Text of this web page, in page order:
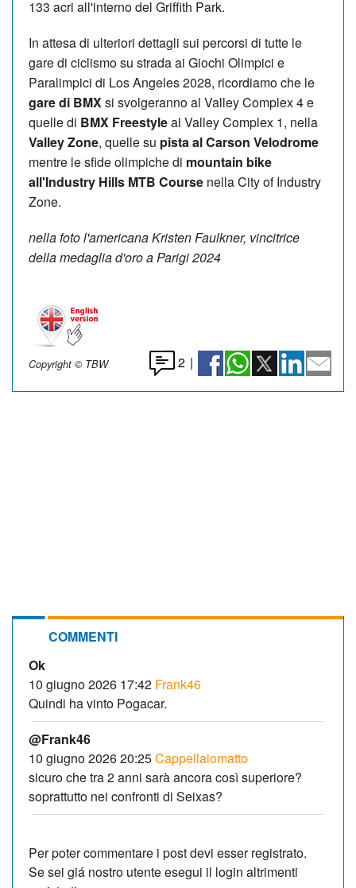
133 acri all'interno del Griffith Park.
In attesa di ulteriori dettagli sui percorsi di tutte le
gare di ciclismo su strada ai Giochi Olimpici e
Paralimpici di Los Angeles 2028, ricordiamo che le
gare di BMXsi svolgeranno al Valley Complex 4 e
quelle di BMX Freestyleal Valley Complex 1, nella
Valley Zone, quelle su pista al Carson Velodrome
mentre le sfide olimpiche di mountain bike
all'Industry Hills MTB Course nella City of Industry
Zone.
nella foto l'americana Kristen Faulkner, vincitrice
della medaglia d'oro a Parigi 2024
Copyright © TBW 2 |
COMMENTI
Ok
10 giugno 2026 17:42 Frank46
Quindi ha vinto Pogacar.
@Frank46
10 giugno 2026 20:25Cappellaiomatto
sicuro che tra 2 anni sarà ancora così superiore?
soprattutto nei confronti di Seixas?
Per poter commentare i post devi esser registrato.
Se sei giá nostro utente esegui il login altrimenti